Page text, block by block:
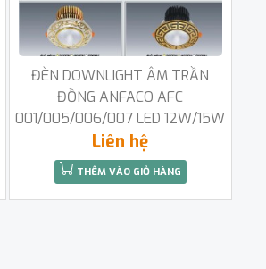
ĐÈN DOWNLIGHT ÂM TRẦN
ĐỒNG ANFACO AFC
001/005/006/007 LED 12W/15W
Liên hệ
THÊM VÀO GIỎ HÀNG